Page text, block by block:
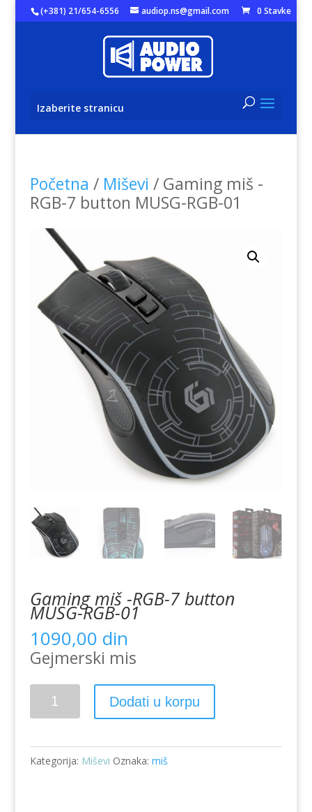
(+381) 21/654-6556 audiop.ns@gmail.com 0 Stavke
Izaberite stranicu
Početna / Miševi / Gaming miš -
RGB-7 button MUSG-RGB-01
Gaming miš -RGB-7 button
MUSG-RGB-01
1090,00 din
Gejmerski mis
Gaming
miš
RGB-
7
Dodati u korpu
Kategorija: Miševi Oznaka: miš